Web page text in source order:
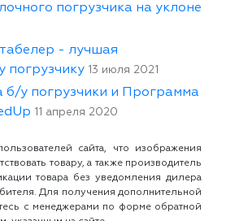
погрузчика на уклоне
- лучшая
погрузчику 13 июля 2021
б/у погрузчики и Программа
11 апреля 2020
сайта, что изображения
товару, а также производитель
товара без уведомления дилера
Для получения дополнительной
с менеджерами по форме обратной